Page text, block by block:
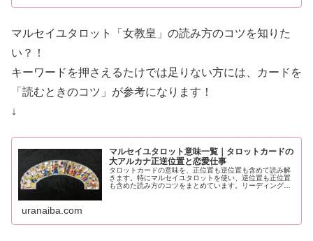
マルセイユタロット「女教皇」の読み方のコツを知りた
い？！
キーワードを押さえるたけでは足りない方には、カードを
「読むときのコツ」が参考になります！
↓
マルセイユタロット意味一覧｜タロットカードの
大アルカナ正逆位置と恋愛仕事
タロットカードの意味を、正位置も逆位置も含めて読み解
きます。特にマルセイユタロットを使い、逆位置も正位置
も含めた読み方のコツをまとめています。リーディングを
uranaiba.com